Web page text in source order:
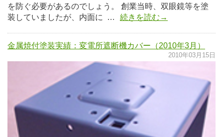
を防ぐ必要があるのでしょう。 創業当時、双眼鏡等を塗
装していましたが、内面に …
続きを読む→
金属焼付塗装実績：変電所遮断機カバー（2010年3月）
2010年03月15日